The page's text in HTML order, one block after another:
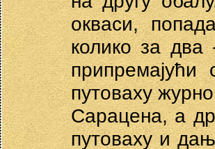
окваси,
колико за
путоваху
Сарацена, а
путоваху и